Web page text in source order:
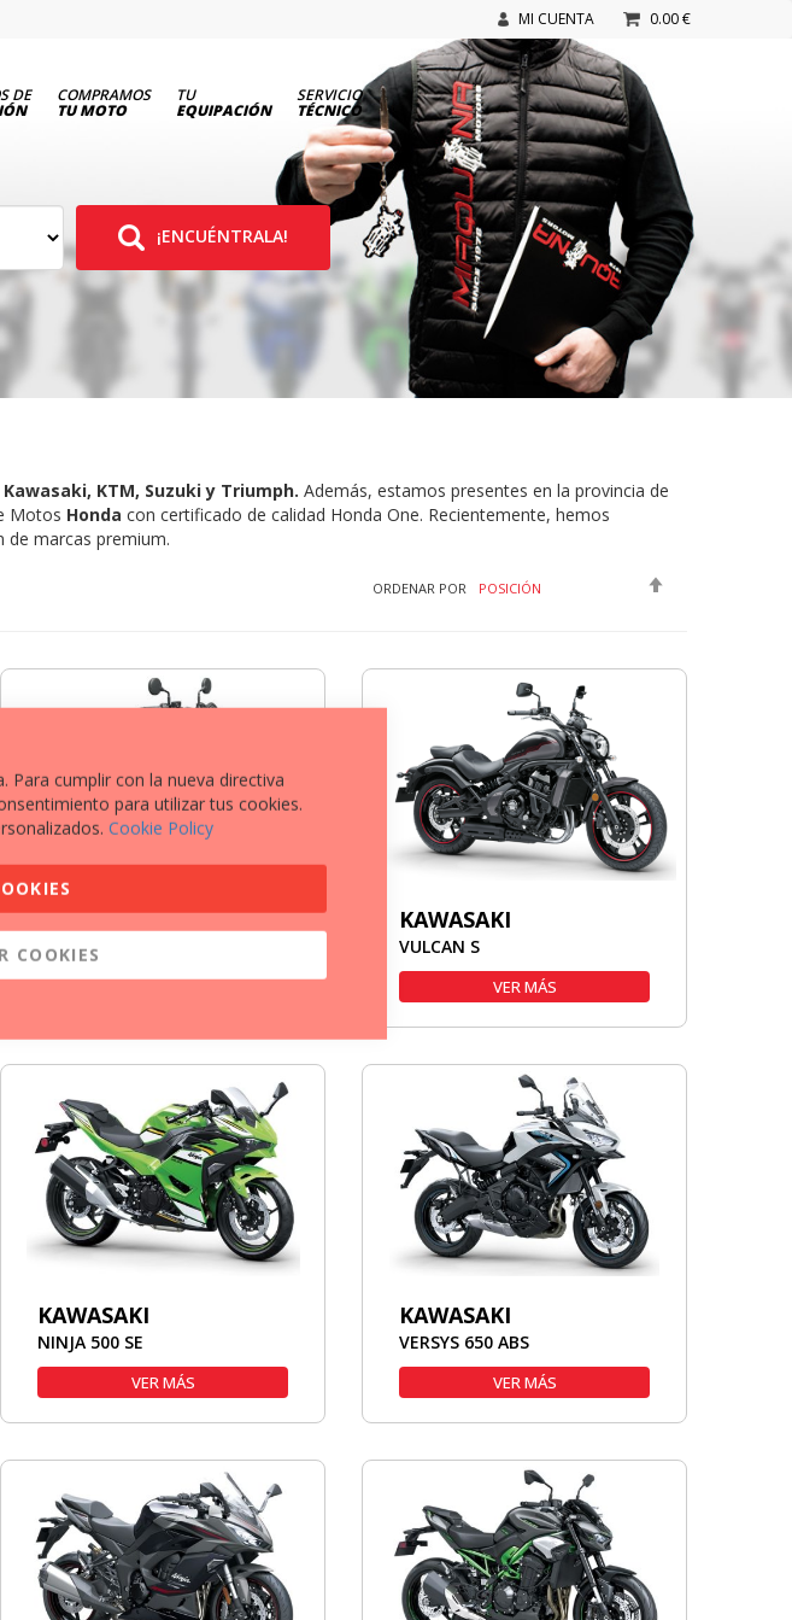
MI CUENTA 0.00 €
DE COMPRAMOS
TU MOTO
TU
EQUIPACIÓN
SERVICIO
TÉCNICO
¡ENCUÉNTRALA!
Kawasaki, KTM, Suzuki y Triumph. Además, estamos presentes en la provincia de
Motos Honda con certificado de calidad Honda One. Recientemente, hemos
de marcas premium.
ORDENAR POR
KAWASAKI
ELIMINATOR 500
VER MÁS
KAWASAKI
VULCAN S
VER MÁS
KAWASAKI
NINJA 500 SE
VER MÁS
KAWASAKI
VERSYS 650 ABS
VER MÁS
Para cumplir con la nueva directiva
para utilizar tus cookies.
Cookie Policy
COOKIES